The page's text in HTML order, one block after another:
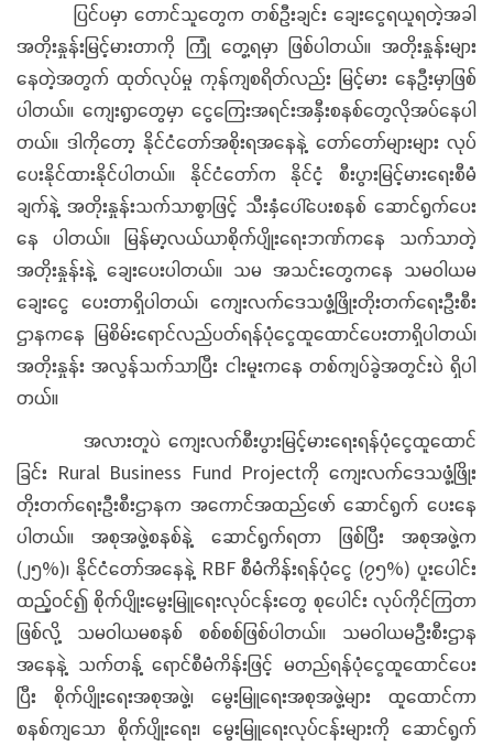
ပြင်ပမှာ တောင်သူတွေက တစ်ဦးချင်း ချေးငွေရယူရတဲ့အခါ
အတိုးနှုန်းမြင့်မားတာကို ကြုံ တွေ့ရမှာ ဖြစ်ပါတယ်။ အတိုးနှုန်းများ
နေတဲ့အတွက် ထုတ်လုပ်မှု ကုန်ကျစရိတ်လည်း မြင့်မား နေဦးမှာဖြစ်
ပါတယ်။ ကျေးရွာတွေမှာ ငွေကြေးအရင်းအနှီးစနစ်တွေလိုအပ်နေပါ
တယ်။ ဒါကိုတော့ နိုင်ငံတော်အစိုးရအနေနဲ့ တော်တော်များများ လုပ်
ပေးနိုင်ထားနိုင်ပါတယ်။ နိုင်ငံတော်က နိုင်ငံ့ စီးပွားမြင့်မားရေးစီမံ
ချက်နဲ့ အတိုးနှုန်းသက်သာစွာဖြင့် သီးနှံပေါ်ပေးစနစ် ဆောင်ရွက်ပေး
နေ ပါတယ်။ မြန်မာ့လယ်ယာစိုက်ပျိုးရေးဘဏ်ကနေ သက်သာတဲ့
အတိုးနှုန်းနဲ့ ချေးပေးပါတယ်။ သမ အသင်းတွေကနေ သမဝါယမ
ချေးငွေ ပေးတာရှိပါတယ်၊ ကျေးလက်ဒေသဖွံ့ဖြိုးတိုးတက်ရေးဦးစီး
ဌာနကနေ မြစိမ်းရောင်လည်ပတ်ရန်ပုံငွေထူထောင်ပေးတာရှိပါတယ်၊
အတိုးနှုန်း အလွန်သက်သာပြီး ငါးမူးကနေ တစ်ကျပ်ခွဲအတွင်းပဲ ရှိပါ
တယ်။
အလားတူပဲ ကျေးလက်စီးပွားမြင့်မားရေးရန်ပုံငွေထူထောင်
ခြင်း Rural Business Fund Projectကို ကျေးလက်ဒေသဖွံ့ဖြိုး
တိုးတက်ရေးဦးစီးဌာနက အကောင်အထည်ဖော် ဆောင်ရွက် ပေးနေ
ပါတယ်။ အစုအဖွဲ့စနစ်နဲ့ ဆောင်ရွက်ရတာ ဖြစ်ပြီး အစုအဖွဲ့က
(၂၅%)၊ နိုင်ငံတော်အနေနဲ့ RBF စီမံကိန်းရန်ပုံငွေ (၇၅%) ပူးပေါင်း
ထည့်ဝင်၍ စိုက်ပျိုးမွေးမြူရေးလုပ်ငန်းတွေ စုပေါင်း လုပ်ကိုင်ကြတာ
ဖြစ်လို့ သမဝါယမစနစ် စစ်စစ်ဖြစ်ပါတယ်။ သမဝါယမဦးစီးဌာန
အနေနဲ့ သက်တန့် ရောင်စီမံကိန်းဖြင့် မတည်ရန်ပုံငွေထူထောင်ပေး
ပြီး စိုက်ပျိုးရေးအစုအဖွဲ့၊ မွေးမြူရေးအစုအဖွဲ့များ ထူထောင်ကာ
စနစ်ကျသော စိုက်ပျိုးရေး၊ မွေးမြူရေးလုပ်ငန်းများကို ဆောင်ရွက်